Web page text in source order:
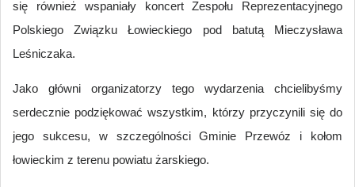
się również wspaniały koncert Zespołu Reprezentacyjnego
Polskiego Związku Łowieckiego pod batutą Mieczysława
Leśniczaka.
Jako główni organizatorzy tego wydarzenia chcielibyśmy
serdecznie podziękować wszystkim, którzy przyczynili się do
jego sukcesu, w szczególności Gminie Przewóz i kołom
łowieckim z terenu powiatu żarskiego.